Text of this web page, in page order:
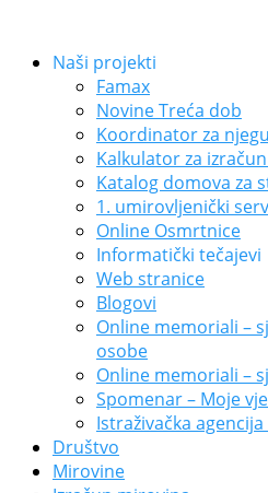
Naši projekti
Famax
Novine Treća dob
Koordinator za
Kalkulator za
Katalog domova za
1. umirovljenički
Online Osmrtnice
Informatički tečajevi
Web stranice
Blogovi
Online memoriali –
osobe
Online memoriali –
Spomenar – Moje
Istraživačka
Društvo
Mirovine